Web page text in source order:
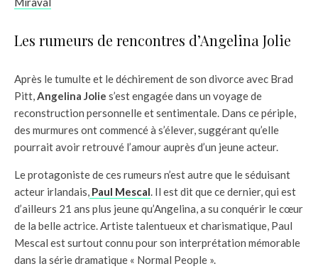
Les rumeurs de rencontres d’Angelina Jolie
Après le tumulte et le déchirement de son divorce avec Brad
Pitt,Angelina Jolie s’est engagée dans un voyage de
reconstruction personnelle et sentimentale. Dans ce périple,
des murmures ont commencé à s’élever, suggérant qu’elle
pourrait avoir retrouvé l’amour auprès d’un jeune acteur.
Le protagoniste de ces rumeurs n’est autre que le séduisant
acteur irlandais, Paul Mescal. Il est dit que ce dernier, qui est
d’ailleurs 21 ans plus jeune qu’Angelina, a su conquérir le cœur
de la belle actrice. Artiste talentueux et charismatique, Paul
Mescal est surtout connu pour son interprétation mémorable
dans la série dramatique « Normal People ».